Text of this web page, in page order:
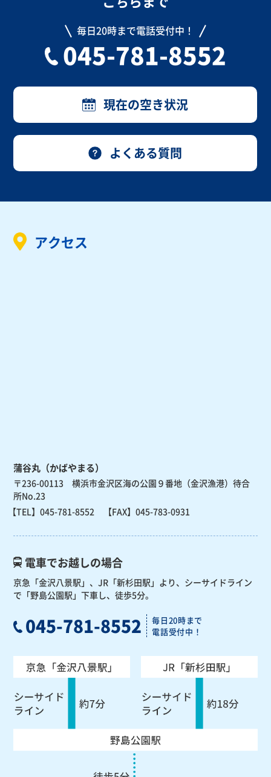
毎日20時まで電話受付中！
045-781-8552
現在の空き状況
よくある質問
アクセス
蒲谷丸（かばやまる）
〒236-00113 横浜市金沢区海の公園９番地（金沢漁港）待合
所No.23
【TEL】045-781-8552 【FAX】045-783-0931
電車でお越しの場合
京急「金沢八景駅」、JR「新杉田駅」より、 シーサイドライン
で「野島公園駅」下車し、徒歩5分。
045-781-8552
毎日20時まで
電話受付中！